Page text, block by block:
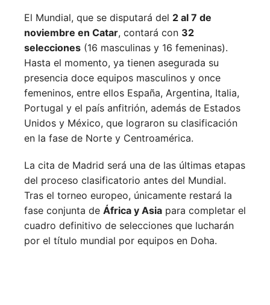
El Mundial, que se disputará del 2 al 7 de
noviembre en Catar, contará con 32
selecciones (16 masculinas y 16 femeninas).
Hasta el momento, ya tienen asegurada su
presencia doce equipos masculinos y once
femeninos, entre ellos España, Argentina, Italia,
Portugal y el país anfitrión, además de Estados
Unidos y México, que lograron su clasificación
en la fase de Norte y Centroamérica.
La cita de Madrid será una de las últimas etapas
del proceso clasificatorio antes del Mundial.
Tras el torneo europeo, únicamente restará la
fase conjunta de África y Asia para completar el
cuadro definitivo de selecciones que lucharán
por el título mundial por equipos en Doha.